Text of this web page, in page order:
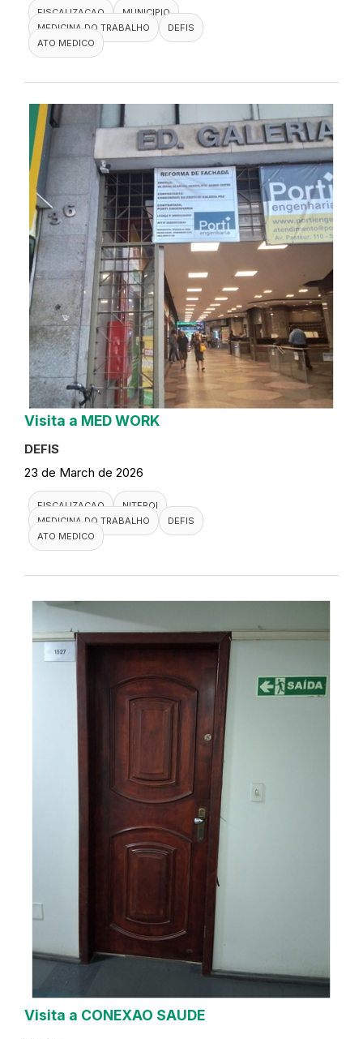
FISCALIZACAO
MUNICIPIO
MEDICINA DO TRABALHO
DEFIS
ATO MEDICO
Visita a MED WORK
DEFIS
23 de March de 2026
FISCALIZACAO
NITEROI
MEDICINA DO TRABALHO
DEFIS
ATO MEDICO
Visita a CONEXAO SAUDE